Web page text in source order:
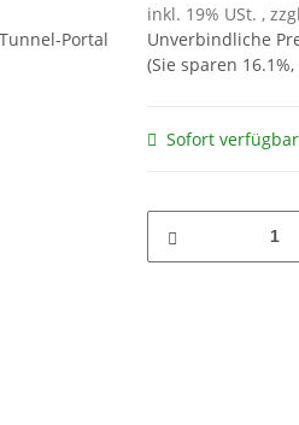
inkl. 19% USt. ,
Unverbindliche
(Sie sparen 16.1%
Sofort verfügbar